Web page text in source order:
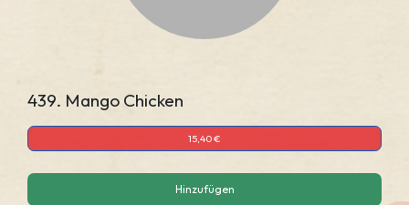
439. Mango Chicken
15,40 €
Hinzufügen